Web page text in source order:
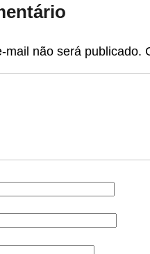
mail não será publicado.